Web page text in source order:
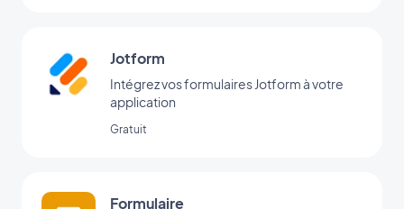
Jotform
Intégrez vos formulaires Jotform à votre
application
Gratuit
Formulaire